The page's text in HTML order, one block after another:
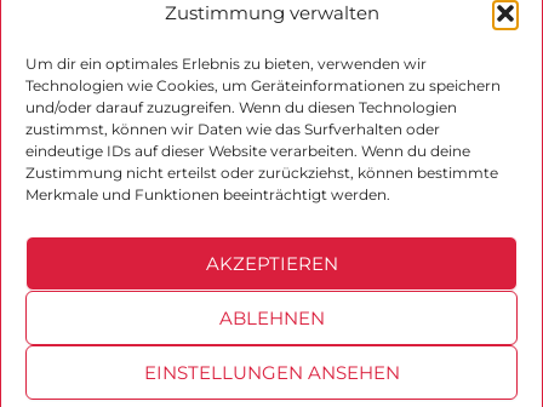
Zustimmung verwalten
Um dir ein optimales Erlebnis zu bieten, verwenden wir
Technologien wie Cookies, um Geräteinformationen zu speichern
und/oder darauf zuzugreifen. Wenn du diesen Technologien
zustimmst, können wir Daten wie das Surfverhalten oder
eindeutige IDs auf dieser Website verarbeiten. Wenn du deine
Zustimmung nicht erteilst oder zurückziehst, können bestimmte
Merkmale und Funktionen beeinträchtigt werden.
AKZEPTIEREN
ABLEHNEN
EINSTELLUNGEN ANSEHEN
Offizieller Vertragspartner der Gesellschaft für
technische Überwachung (GTÜ)
Facebook
Instagram
Copyright © 2026 Ingenieurbüro von Eberstein. Alle Rechte